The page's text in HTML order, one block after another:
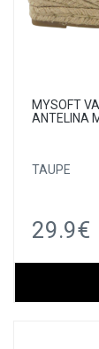
MYSOFT
ANTELINA
TAUPE
29.9€